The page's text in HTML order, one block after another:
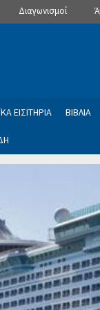
Διαγωνισμοί
ΕΙΣΙΤΗΡΙΑ ΒΙΒΛΙΑ
εγγραφής στο